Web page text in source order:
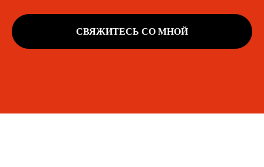
СВЯЖИТЕСЬ СО МНОЙ